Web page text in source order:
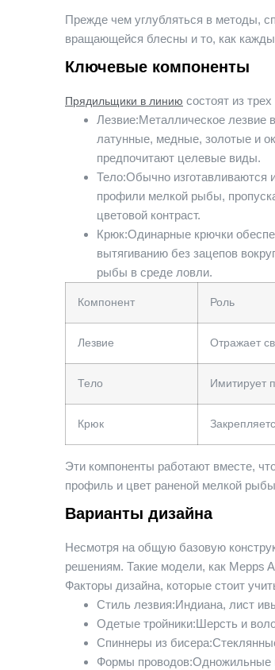
Прежде чем углубляться в методы,
вращающейся блесны и то, как
Ключевые компоненты
Прядильщики в линию состоят из
Лезвие:Металлическое лезвие
латунные, медные, золотые и
предпочитают целевые виды.
Тело:Обычно изготавливаются
профили мелкой рыбы,
цветовой контраст.
Крюк:Одинарные крючки
вытягиванию без зацепов
рыбы в среде ловли.
Компонент Роль
Лезвие Отражает
Тело Имитирует
Крюк
Эти компоненты работают вместе,
профиль и цвет раненой мелкой
Варианты дизайна
Несмотря на общую базовую
решениям. Такие модели, как Mepps
Факторы дизайна, которые стоит
Стиль лезвия:Индиана, лист
Одетые тройники:Шерсть и
Спиннеры из бисера:
Формы проводов:Одножильные